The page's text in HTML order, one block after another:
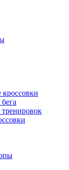
кроссовки